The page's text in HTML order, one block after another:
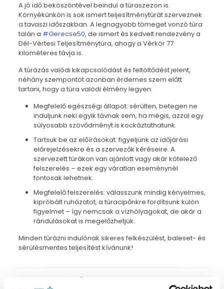
A jó idő beköszöntével beindul a túraszezon is.
Környékünkön is sok ismert teljesítménytúrát szerveznek
a tavaszi időszakban. A legnagyobb tömeget vonzó túra
talán a #Gerecse50, de ismert és kedvelt rendezvény a
Dél-Vértesi Teljesítménytúra, ahogy a Vérkör 77
kilométeres távja is.
A túrázás valódi kikapcsolódást és feltöltődést jelent,
néhány szempontot azonban érdemes szem előtt
tartani, hogy a túra valódi élmény legyen:
Megfelelő egészségi állapot: sérülten, betegen ne
induljunk neki egyik távnak sem, ha mégis, azzal egy
súlyosabb szövődményt is kockáztathatunk.
Tartsuk be az előírásokat: figyeljünk az időjárási
előrejelzésekre és a szervezők kéréseire. A
szervezett túrákon van ajánlott vagy akár kötelező
felszerelés – ezek egy váratlan eseménynél
fontosak lehetnek.
Megfelelő felszerelés: válasszunk mindig kényelmes,
kipróbált ruházatot, a túracipőnkre fordítsunk külön
figyelmet – így nemcsak a vízhólyagokat, de akár a
rándulásokat is megelőzhetjük.
Minden túrázni indulónak sikeres felkészülést, baleset- és
sérülésmentes teljesítést kívánunk!